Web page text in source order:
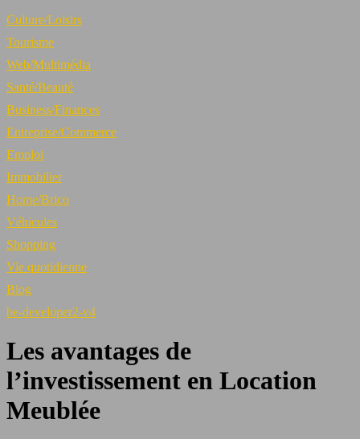
Culture/Loisirs
Tourisme
Web/Multimédia
Santé/Beauté
Business/Finances
Entreprise/Commerce
Emploi
Immobilier
Home/Brico
Véhicules
Shopping
Vie quotidienne
Blog
be-developer2-v4
Les avantages de
l’investissement en Location
Meublée